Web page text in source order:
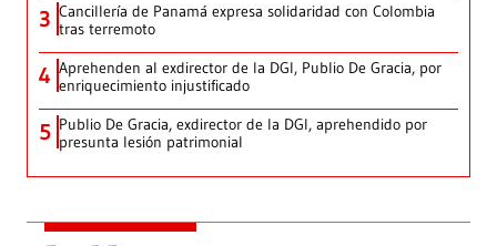
3 Cancillería de Panamá expresa solidaridad con Colombia
tras terremoto
4 Aprehenden al exdirector de la DGI, Publio De Gracia, por
enriquecimiento injustificado
5 Publio De Gracia, exdirector de la DGI, aprehendido por
presunta lesión patrimonial